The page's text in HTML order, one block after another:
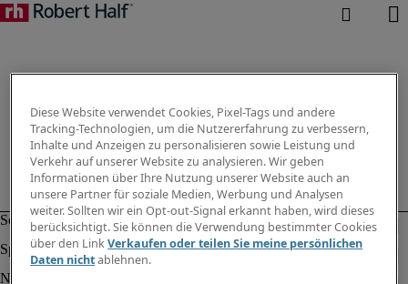
Diese Website verwendet Cookies, Pixel-Tags und andere
Tracking-Technologien, um die Nutzererfahrung zu verbessern,
Inhalte und Anzeigen zu personalisieren sowie Leistung und
Verkehr auf unserer Website zu analysieren. Wir geben
Informationen über Ihre Nutzung unserer Website auch an
unsere Partner für soziale Medien, Werbung und Analysen
weiter. Sollten wir ein Opt-out-Signal erkannt haben, wird dieses
berücksichtigt. Sie können die Verwendung bestimmter Cookies
über den LinkVerkaufen oder teilen Sie meine persönlichen
Daten nichtablehnen.